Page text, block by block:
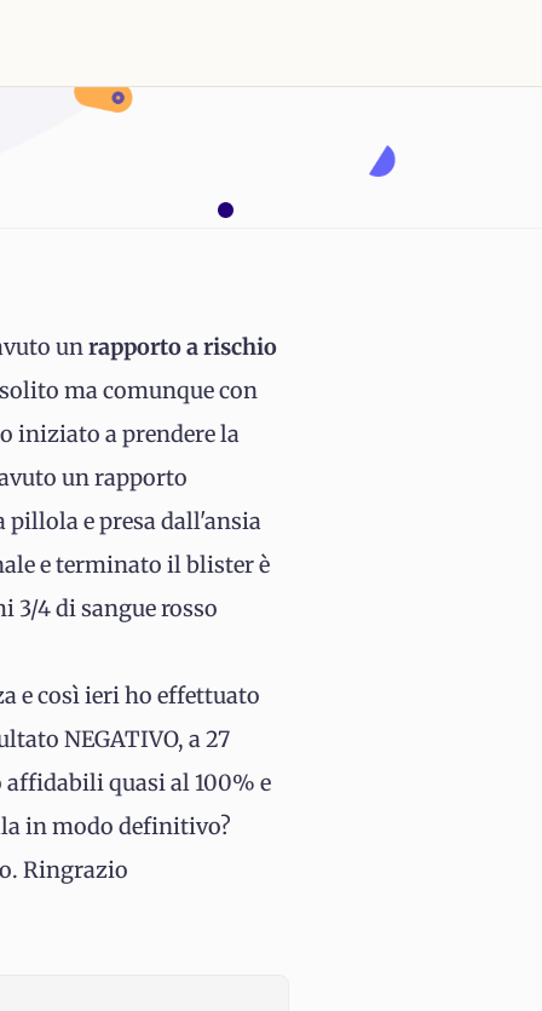
unrapporto a rischio
ma comunque con
iniziato a prendere la
un rapporto
e presa dall'ansia
e terminato il blister è
3/4 di sangue rosso
e così ieri ho effettuato
NEGATIVO, a 27
quasi al 100% e
in modo definitivo?
Ringrazio